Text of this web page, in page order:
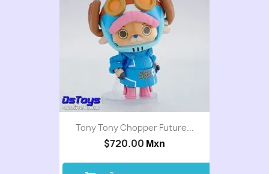
Tony Tony Chopper Future...
$720.00 Mxn